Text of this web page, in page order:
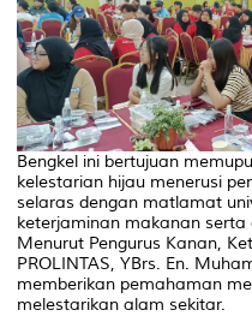
Bengkel ini bertujuan
kelestarian hijau menerusi
selaras dengan matlamat
keterjaminan makanan serta
Menurut Pengurus Kanan,
PROLINTAS, YBrs. En.
memberikan pemahaman
melestarikan alam sekitar.